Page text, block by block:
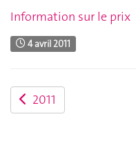
Information sur le prix
4 avril 2011
2011